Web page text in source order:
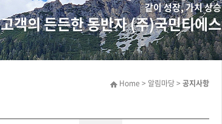
같이 성장, 가치 상승
고객의 든든한 동반자 (주)국민티에스
Home > 알림마당 > 공지사항